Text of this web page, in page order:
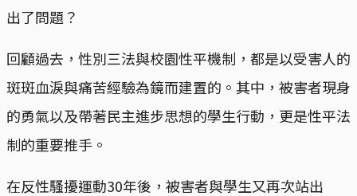
出了問題？
回顧過去，性別三法與校園性平機制，都是以受害人的
斑斑血淚與痛苦經驗為鏡而建置的。其中，被害者現身
的勇氣以及帶著民主進步思想的學生行動，更是性平法
制的重要推手。
在反性騷擾運動30年後，被害者與學生又再次站出